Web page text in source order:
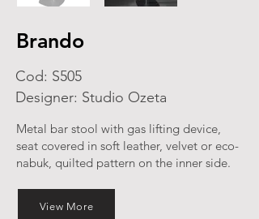
Brando
Cod: S505
Designer: Studio Ozeta
Metal bar stool with gas lifting device,
seat covered in soft leather, velvet or eco-
nabuk, quilted pattern on the inner side.
View More